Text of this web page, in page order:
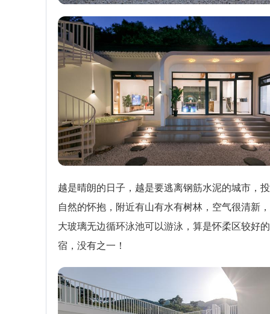
越是晴朗的日子，越是要逃离钢筋水泥的城市，
自然的怀抱，附近有山有水有树林，空气很清新
大玻璃无边循环泳池可以游泳，算是怀柔区较好
宿，没有之一！